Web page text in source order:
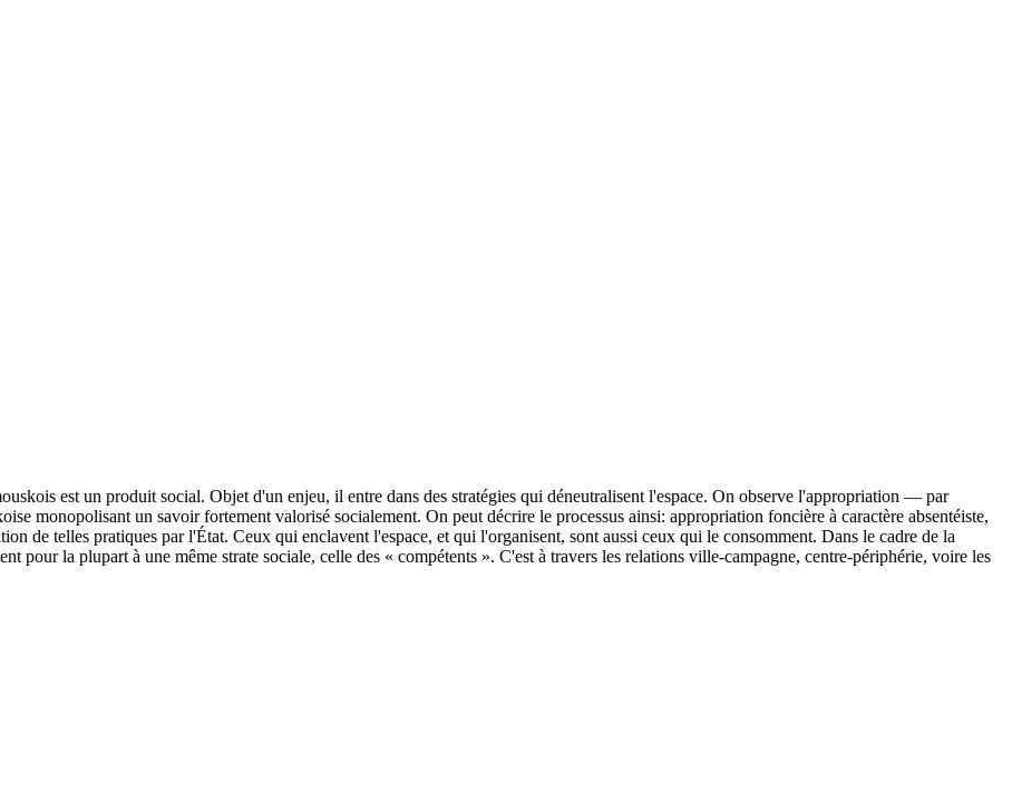
est un produit social. Objet d'un enjeu, il entre dans des stratégies qui déneutralisent l'espace. On observe l'appropriation — par
monopolisant un savoir fortement valorisé socialement. On peut décrire le processus ainsi: appropriation foncière à caractère absentéiste,
de telles pratiques par l'État. Ceux qui enclavent l'espace, et qui l'organisent, sont aussi ceux qui le consomment. Dans le cadre de la
pour la plupart à une même strate sociale, celle des « compétents ». C'est à travers les relations ville-campagne, centre-périphérie, voire les